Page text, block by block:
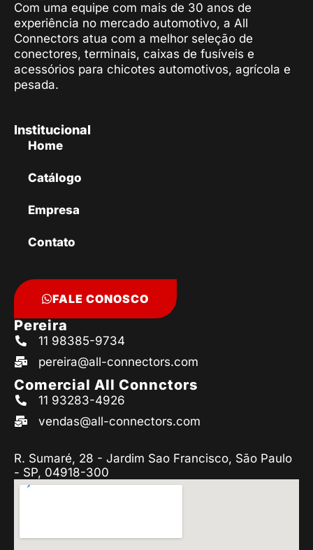
Com uma equipe com mais de 30 anos de
experiência no mercado automotivo, a All
Connectors atua com a melhor seleção de
conectores, terminais, caixas de fusíveis e
acessórios para chicotes automotivos, agrícola e
pesada.
Institucional
Home
Catálogo
Empresa
Contato
FALE CONOSCO
Pereira
11 98385-9734
pereira@all-connectors.com
Comercial All Connctors
11 93283-4926
vendas@all-connectors.com
R. Sumaré, 28 - Jardim Sao Francisco, São Paulo
- SP, 04918-300